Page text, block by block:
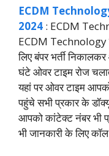
ECDM
2024 : ECDM
ECDM Technology
लिए बंपर भर्ती
घंटे ओवर टाइम रोज
यहां पर ओवर टाइम
पहुंचे सभी प्रकार के
आपको कांटेक्ट नंबर भी
भी जानकारी के लिए